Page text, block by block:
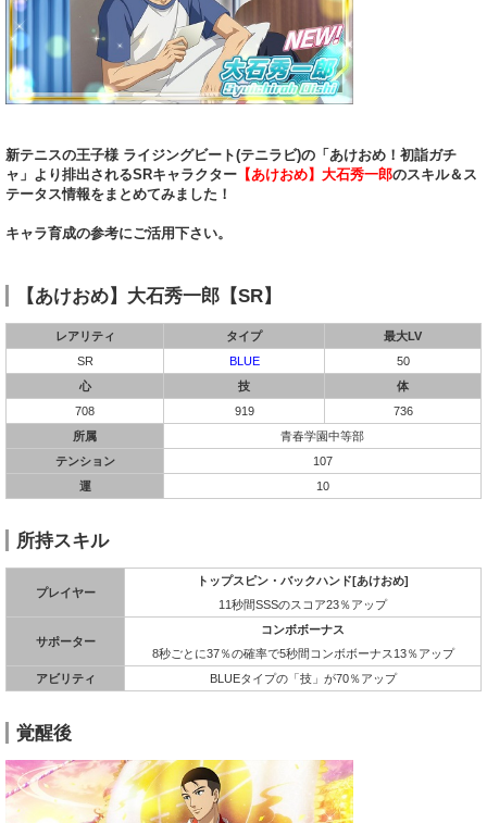
新テニスの王子様 ライジングビート(テニラビ)の「あけおめ！初詣ガチ
ャ」より排出されるSRキャラクター 【あけおめ】大石秀一郎のスキル＆ス
テータス情報をまとめてみました！
キャラ育成の参考にご活用下さい。
【あけおめ】大石秀一郎【SR】
レアリティ タイプ
最大LV
SR
BLUE
50
心
技
体
708
919
736
所属
青春学園中等部
テンション
107
運
10
所持スキル
プレイヤー
トップスピン・バックハンド[あけおめ]
11秒間SSSのスコア23％アップ
サポーター
コンボボーナス
8秒ごとに37％の確率で5秒間コンボボーナス13％アップ
アビリティ
BLUEタイプの「技」が70％アップ
覚醒後